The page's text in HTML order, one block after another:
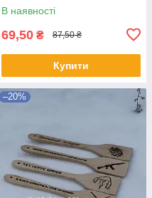
В наявності
69,50 ₴ 87,50 ₴
Купити
–20%